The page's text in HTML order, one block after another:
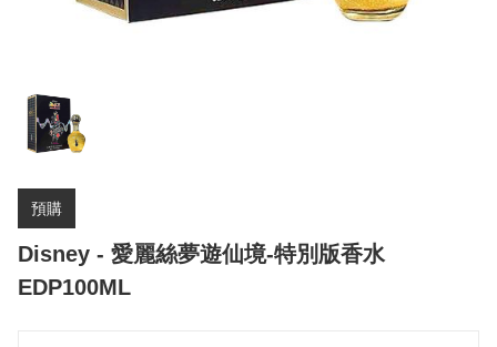
預購
Disney - 愛麗絲夢遊仙境-特別版香水
EDP100ML